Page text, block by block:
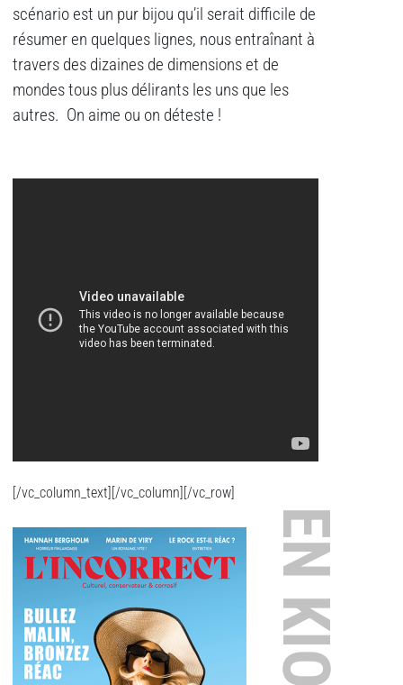
scénario est un pur bijou qu’il serait difficile de
résumer en quelques lignes, nous entraînant à
travers des dizaines de dimensions et de
mondes tous plus délirants les uns que les
autres. On aime ou on déteste !
[/vc_column_text][/vc_column][/vc_row]